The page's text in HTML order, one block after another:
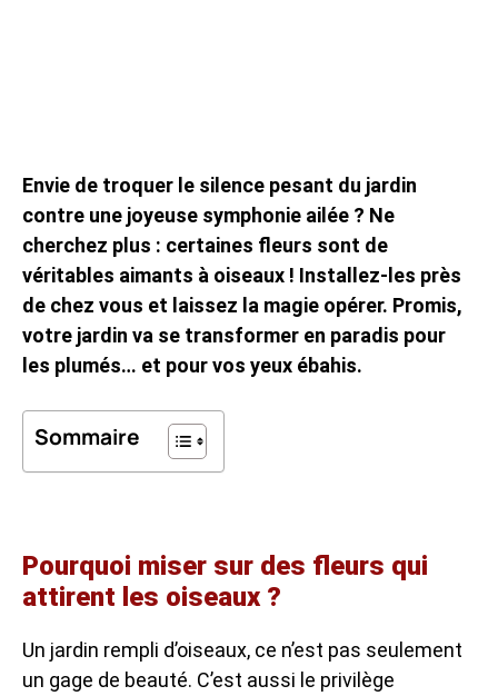
Envie de troquer le silence pesant du jardin
contre une joyeuse symphonie ailée ? Ne
cherchez plus : certaines fleurs sont de
véritables aimants à oiseaux ! Installez-les près
de chez vous et laissez la magie opérer. Promis,
votre jardin va se transformer en paradis pour
les plumés… et pour vos yeux ébahis.
Sommaire
Pourquoi miser sur des fleurs qui
attirent les oiseaux ?
Un jardin rempli d’oiseaux, ce n’est pas seulement
un gage de beauté. C’est aussi le privilège